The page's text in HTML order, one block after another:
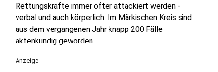
Rettungskräfte immer öfter attackiert werden -
verbal und auch körperlich. Im Märkischen Kreis sind
aus dem vergangenen Jahr knapp 200 Fälle
aktenkundig geworden.
Anzeige